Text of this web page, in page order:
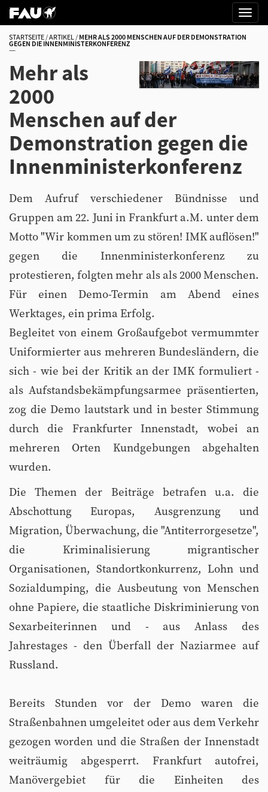
STARTSEITE ARTIKEL MEHR ALS 2000 MENSCHEN AUF DER DEMONSTRATION
GEGEN DIE INNENMINISTERKONFERENZ
Mehr als
2000
Menschen auf der
Demonstration gegen die
Innenministerkonferenz
Dem Aufruf verschiedener Bündnisse und
Gruppen am 22. Juni in Frankfurt a.M. unter dem
Motto "Wir kommen um zu stören! IMK auflösen!"
gegen die Innenministerkonferenz zu
protestieren, folgten mehr als als 2000 Menschen.
Für einen Demo-Termin am Abend eines
Werktages, ein prima Erfolg.
Begleitet von einem Großaufgebot vermummter
Uniformierter aus mehreren Bundesländern, die
sich - wie bei der Kritik an der IMK formuliert -
als Aufstandsbekämpfungsarmee präsentierten,
zog die Demo lautstark und in bester Stimmung
durch die Frankfurter Innenstadt, wobei an
mehreren Orten Kundgebungen abgehalten
wurden.
Die Themen der Beiträge betrafen u.a. die
Abschottung Europas, Ausgrenzung und
Migration, Überwachung, die "Antiterrorgesetze",
die Kriminalisierung migrantischer
Organisationen, Standortkonkurrenz, Lohn und
Sozialdumping, die Ausbeutung von Menschen
ohne Papiere, die staatliche Diskriminierung von
Sexarbeiterinnen und - aus Anlass des
Jahrestages - den Überfall der Naziarmee auf
Russland.
Bereits Stunden vor der Demo waren die
Straßenbahnen umgeleitet oder aus dem Verkehr
gezogen worden und die Straßen der Innenstadt
weiträumig abgesperrt. Frankfurt autofrei,
Manövergebiet für die Einheiten des